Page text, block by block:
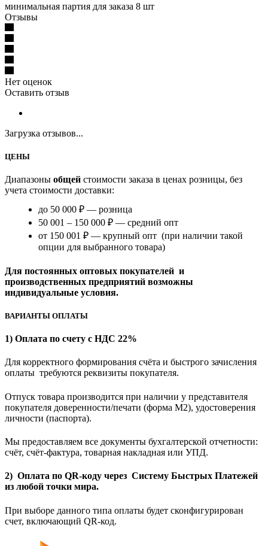
минимальная партия для заказа 8 шт
Отзывы
Нет оценок
Оставить отзыв
Загрузка отзывов...
ЦЕНЫ
Диапазоны общей стоимости заказа в ценах розницы, без
учета стоимости доставки:
до 50 000 ₽ — розница
50 001 – 150 000 ₽ — средний опт
от 150 001 ₽ — крупный опт (при наличии такой
опции для выбранного товара)
Для постоянных оптовых покупателей и
производственных предприятий возможны
индивидуальные условия.
ВАРИАНТЫ ОПЛАТЫ
1) Оплата по счету с НДС 22%
Для корректного формирования счёта и быстрого зачисления
оплаты требуются реквизиты покупателя.
Отпуск товара производится при наличии у представителя
покупателя доверенности/печати (форма M2), удостоверения
личности (паспорта).
Мы предоставляем все документы бухгалтерской отчетности:
счёт, счёт-фактура, товарная накладная или УПД.
2) Оплата по QR-коду через Систему Быстрых Платежей
из любой точки мира.
При выборе данного типа оплаты будет сконфигурирован
счет, включающий QR-код.